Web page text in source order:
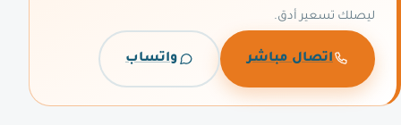
ليصلك تسعير أدق.
اتصال مباشر واتساب